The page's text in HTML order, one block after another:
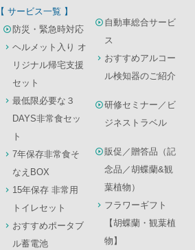
【 サービス一覧 】
防災・緊急時対応
ヘルメット入り オ
リジナル帰宅支援
セット
最低限必要な３
DAYS非常食セッ
ト
7年保存非常食そ
なえBOX
15年保存 非常用
トイレセット
おすすめポータブ
ル蓄電池
自動車総合サービ
ス
おすすめアルコー
ル検知器のご紹介
研修セミナー／ビ
ジネストラベル
販促／贈答品（記
念品／胡蝶蘭&観
葉植物）
フラワーギフト
【胡蝶蘭・観葉植
物】